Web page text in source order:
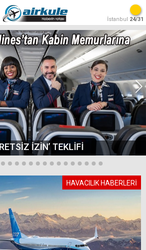
İstanbul 24/31
İZİN’ TEKLİFİ
HAVACILIK HABERLERİ